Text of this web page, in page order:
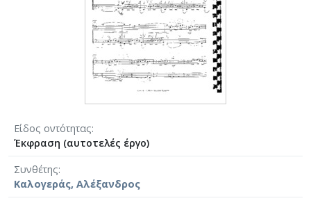
Είδος οντότητας
Έκφραση (αυτοτελές έργο)
Συνθέτης
Καλογεράς, Αλέξανδρος